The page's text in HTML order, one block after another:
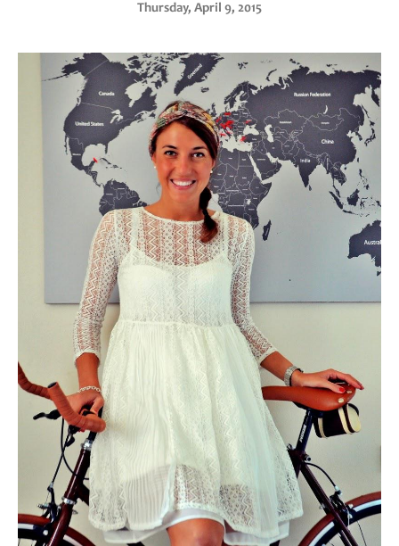
Thursday, April 9, 2015